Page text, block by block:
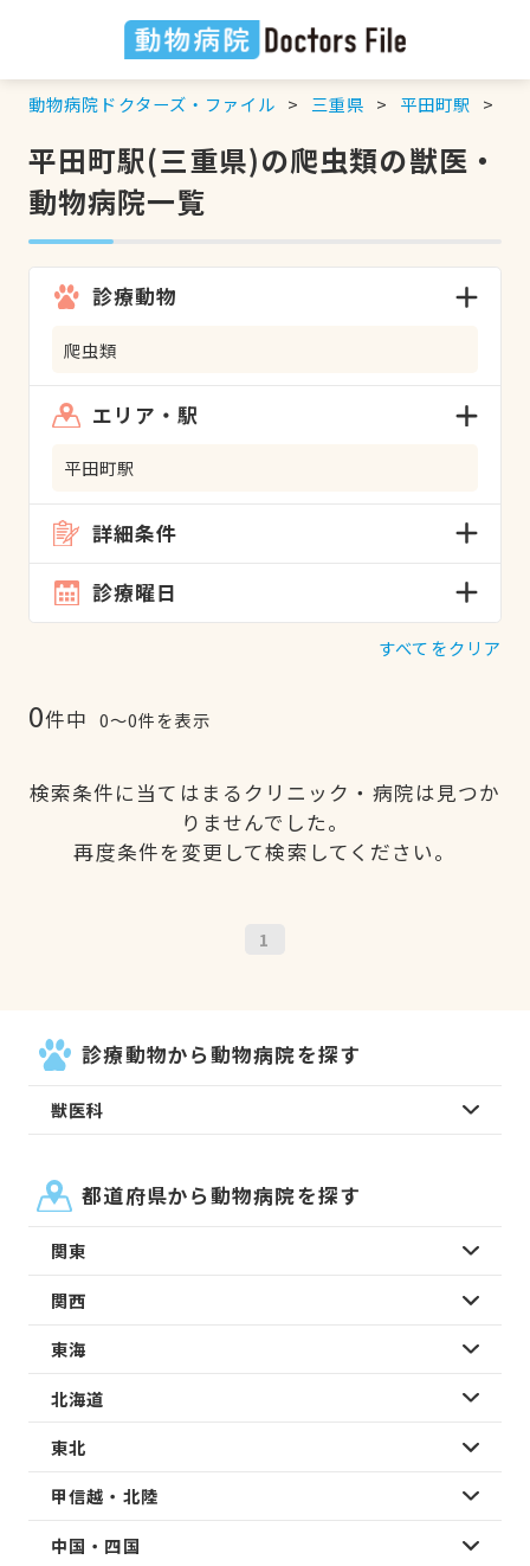
動物病院ドクターズ・ファイル 三重県 平田町駅
平田町駅(三重県)の爬虫類の獣医・
動物病院一覧
診療動物
爬虫類
エリア・駅
平田町駅
詳細条件
診療曜日
すべてをクリア
0件中 0〜0件を表示
検索条件に当てはまるクリニック・病院は見つか
りませんでした。
再度条件を変更して検索してください。
1
診療動物から動物病院を探す
獣医科
都道府県から動物病院を探す
関東
関西
東海
北海道
東北
甲信越・北陸
中国・四国